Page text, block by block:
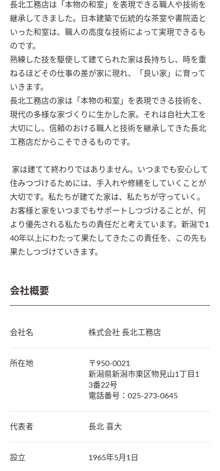
長北工務店は「本物の和室」を表現できる職人や技術を
継承してきました。日本建築で伝統的な茶室や書院造と
いった和室は、職人の高度な技術によって実現できるも
のです。
熟練した技を駆使して建てられた家は長持ちし、時を重
ねるほどその仕事の差が家に現れ、「良い家」に育って
いきます。
長北工務店の家は「本物の和室」を表現できる技術を、
現代の多様な家づくりに生かした家。それは自社大工を
大切にし、信頼のおける職人と技術を継承してきた長北
工務店だからこそできるものです。
住みつづけるためには、手入れや修繕をしていくことが
大切です。私たちが建てた家は、私たちが守っていく。
お客様と家をいつまでもサポートしつづけることが、何
より優先される私たちの責任だと考えています。新潟で1
40年以上にわたって果たしてきたこの責任を、この先も
果たしつづけていきます。
会社概要
会社名 株式会社 長北工務店
所在地 〒950-0021
新潟県新潟市東区物見山1丁目1
3番22号
電話番号： 025-273-0645
代表者 長北 喜大
設立 1965年5月1日